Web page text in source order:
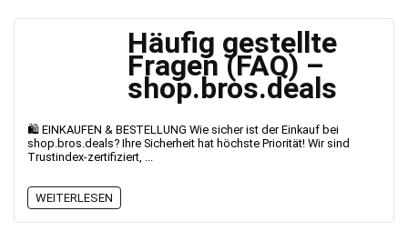
Häufig gestellte
Fragen (FAQ) –
shop.bros.deals
🛍️ EINKAUFEN & BESTELLUNG Wie sicher ist der Einkauf bei
shop.bros.deals? Ihre Sicherheit hat höchste Priorität! Wir sind
Trustindex-zertifiziert, ...
WEITERLESEN